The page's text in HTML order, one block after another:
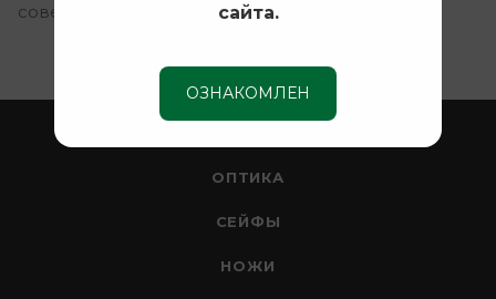
совершенству.
ОПТИКА
СЕЙФЫ
НОЖИ
сайта.
ОЗНАКОМЛЕН